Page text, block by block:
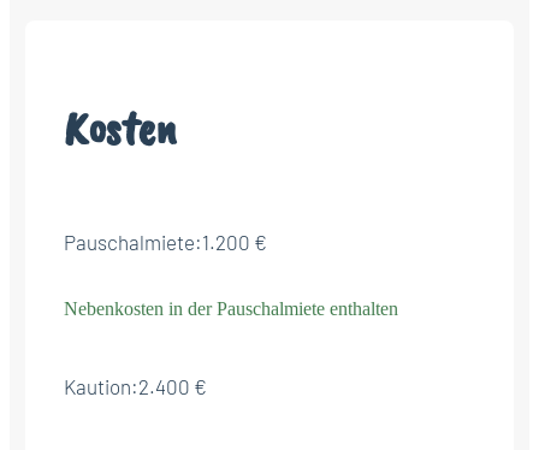
Kosten
Pauschalmiete:1.200 €
Nebenkosten in der Pauschalmiete enthalten
Kaution:2.400 €